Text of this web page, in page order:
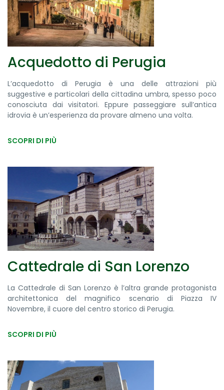
Acquedotto di Perugia
L’acquedotto di Perugia è una delle attrazioni più
suggestive e particolari della cittadina umbra, spesso poco
conosciuta dai visitatori. Eppure passeggiare sull’antica
idrovia è un’esperienza da provare almeno una volta.
SCOPRI DI PIÙ
Cattedrale di San Lorenzo
La Cattedrale di San Lorenzo è l’altra grande protagonista
architettonica del magnifico scenario di Piazza IV
Novembre, il cuore del centro storico di Perugia.
SCOPRI DI PIÙ